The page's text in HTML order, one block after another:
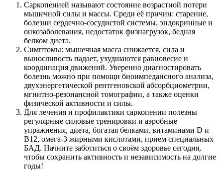
Саркопенией называют состояние возрастной потери
мышечной силы и массы. Среди её причин: старение,
болезни сердечно-сосудистой системы, эндокринные и
онкозаболевания, недостаток физнагрузок, бедная
белком диета.
Симптомы: мышечная масса снижается, сила и
выносливость падает, ухудшаются равновесие и
координация движений. Уверенно диагностировать
болезнь можно при помощи биоимпедансного анализа,
двухэнергетической рентгеновской абсорбциометрии,
мгнитно-резонансной томографии, а также оценки
физической активности и силы.
Для лечения и профилактики саркопении полезны
регулярные силовые тренировки и аэробные
упражнения, диета, богатая белками, витаминами D и
B12, омега-3 жирными кислотами, прием специальных
БАД. Начните заботиться о своём здоровье сегодня,
чтобы сохранить активность и независимость на долгие
годы!